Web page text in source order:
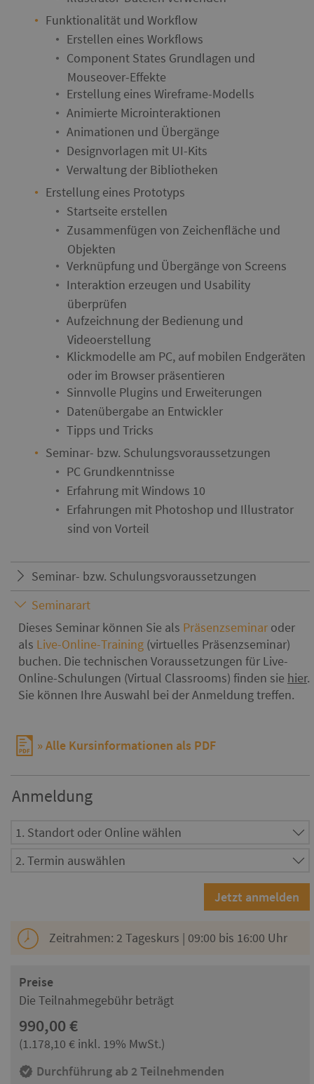
Funktionalität und Workflow
Erstellen eines Workflows
Component States Grundlagen und
Mouseover-Effekte
Erstellung eines Wireframe-Modells
Animierte Microinteraktionen
Animationen und Übergänge
Designvorlagen mit UI-Kits
Verwaltung der Bibliotheken
Erstellung eines Prototyps
Startseite erstellen
Zusammenfügen von Zeichenfläche und
Objekten
Verknüpfung und Übergänge von Screens
Interaktion erzeugen und Usability
überprüfen
Aufzeichnung der Bedienung und
Videoerstellung
Klickmodelle am PC, auf mobilen Endgeräten
oder im Browser präsentieren
Sinnvolle Plugins und Erweiterungen
Datenübergabe an Entwickler
Tipps und Tricks
Seminar- bzw. Schulungsvoraussetzungen
PC Grundkenntnisse
Erfahrung mit Windows 10
Erfahrungen mit Photoshop und Illustrator
sind von Vorteil
Seminar- bzw. Schulungsvoraussetzungen
Seminarart
Dieses Seminar können Sie als Präsenzseminar oder
als Live-Online-Training (virtuelles Präsenzseminar)
buchen. Die technischen Voraussetzungen für Live-
Online-Schulungen (Virtual Classrooms) finden sie hier.
Sie können Ihre Auswahl bei der Anmeldung treffen.
Alle Kursinformationen als PDF
Anmeldung
Zeitrahmen: 2 Tageskurs | 09:00 bis 16:00 Uhr
Preise
Die Teilnahmegebühr beträgt
990,00 €
(1.178,10 € inkl. 19% MwSt.)
Durchführung ab 2 Teilnehmenden